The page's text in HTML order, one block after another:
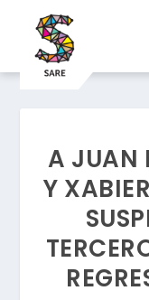
A JUAN
Y